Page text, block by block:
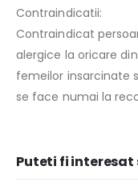
Contraindicatii:
Contraindicat
alergice la oricare
femeilor insarcinate
se face numai la
Puteti fi interesat